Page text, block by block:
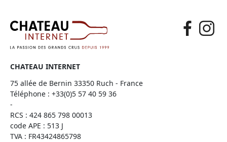
CHATEAU INTERNET
75 allée de Bernin 33350 Ruch - France
Téléphone : +33(0)5 57 40 59 36
-
RCS : 424 865 798 00013
code APE : 513 J
TVA : FR43424865798